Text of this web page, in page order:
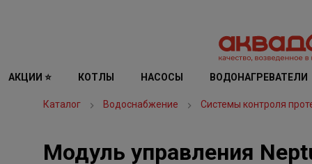
АКЦИИ ⭐ КОТЛЫ НАСОСЫ ВОДОНАГРЕВАТЕЛИ
Каталог Водоснабжение Системы контроля
Модуль управления